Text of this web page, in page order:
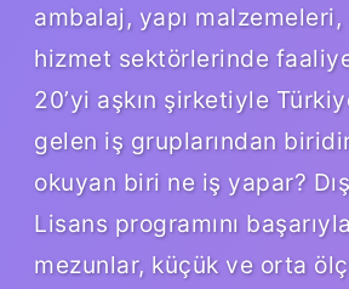
ambalaj, yapı
hizmet sektörlerinde
20’yi aşkın şirketiyle
gelen iş gruplarından
okuyan biri ne iş yapar?
Lisans programını
mezunlar, küçük ve orta